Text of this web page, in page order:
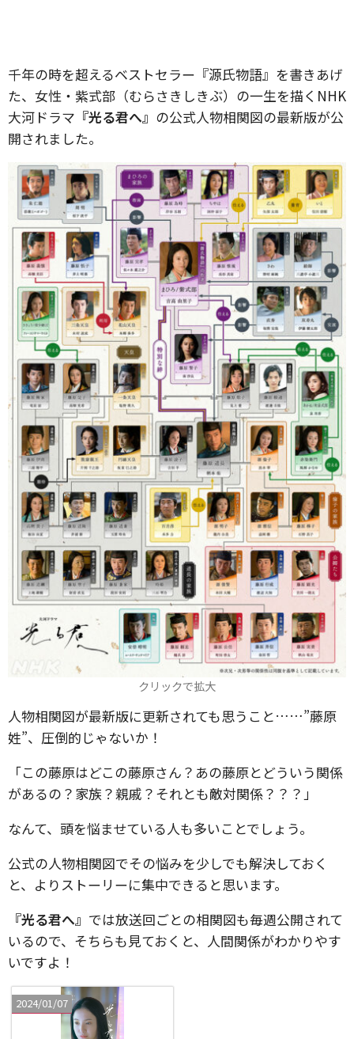
千年の時を超えるベストセラー『源氏物語』を書きあげ
た、女性・紫式部（むらさきしきぶ）の一生を描くNHK
大河ドラマ 『光る君へ』 の公式人物相関図の最新版が公
開されました。
クリックで拡大
人物相関図が最新版に更新されても思うこと……”藤原
姓”、圧倒的じゃないか！
「この藤原はどこの藤原さん？あの藤原とどういう関係
があるの？家族？親戚？それとも敵対関係？？？」
なんて、頭を悩ませている人も多いことでしょう。
公式の人物相関図でその悩みを少しでも解決しておく
と、よりストーリーに集中できると思います。
『光る君へ』 では放送回ごとの相関図も毎週公開されて
いるので、そちらも見ておくと、人間関係がわかりやす
いですよ！
2024/01/07